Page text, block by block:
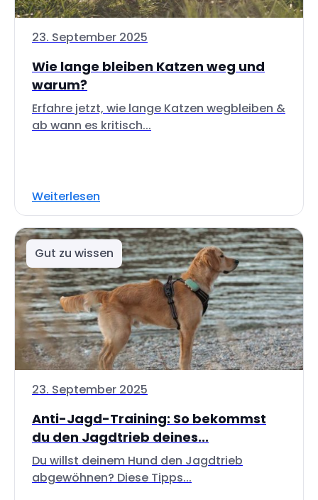
23. September 2025
Wie lange bleiben Katzen weg und
warum?
Erfahre jetzt, wie lange Katzen wegbleiben &
ab wann es kritisch...
Weiterlesen
Gut zu wissen
23. September 2025
Anti-Jagd-Training: So bekommst
du den Jagdtrieb deines...
Du willst deinem Hund den Jagdtrieb
abgewöhnen? Diese Tipps...